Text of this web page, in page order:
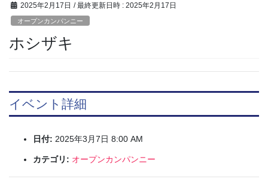
2025年2月17日 / 最終更新日時 : 2025年2月17日
オープンカンパンニー
ホシザキ
イベント詳細
日付: 2025年3月7日 8:00 AM
カテゴリ: オープンカンパンニー